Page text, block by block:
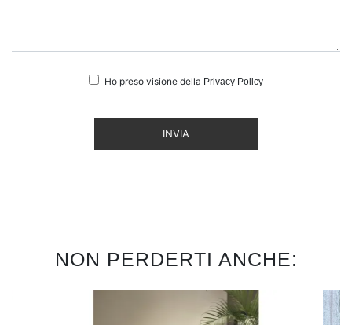
Ho preso visione della Privacy Policy
INVIA
NON PERDERTI ANCHE: